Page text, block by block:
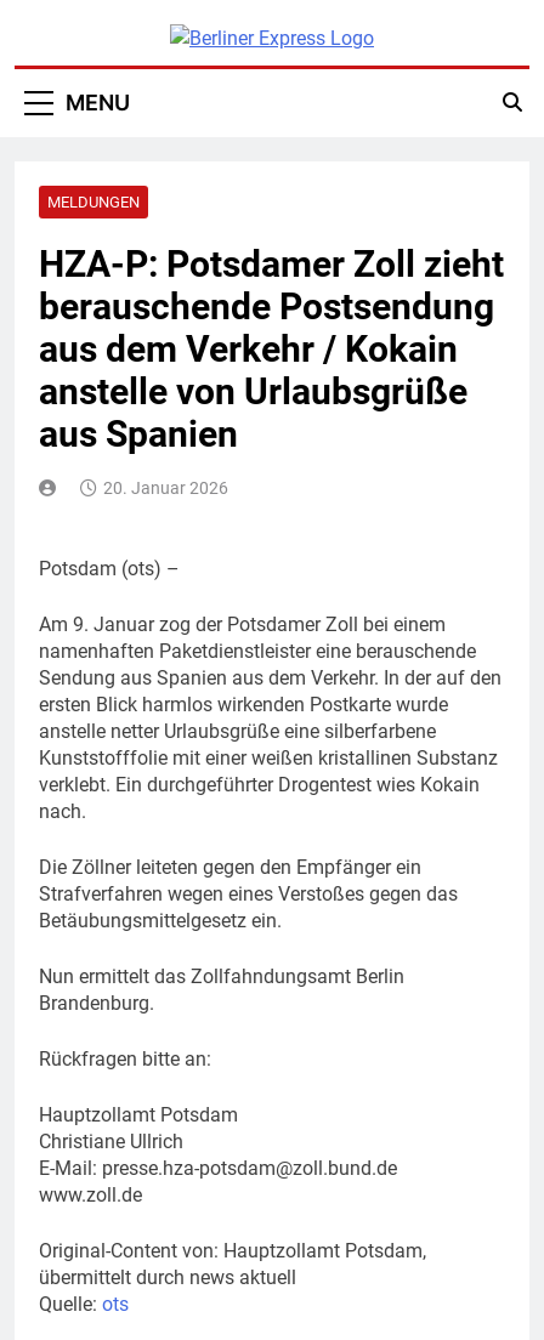
Berliner
MENU
MELDUNGEN
HZA-P: Potsdamer Zoll zieht
berauschende Postsendung
aus dem Verkehr / Kokain
anstelle von Urlaubsgrüße
aus Spanien
20. Januar 2026
Potsdam (ots) –
Am 9. Januar zog der Potsdamer Zoll bei einem
namenhaften Paketdienstleister eine berauschende
Sendung aus Spanien aus dem Verkehr. In der auf den
ersten Blick harmlos wirkenden Postkarte wurde
anstelle netter Urlaubsgrüße eine silberfarbene
Kunststofffolie mit einer weißen kristallinen Substanz
verklebt. Ein durchgeführter Drogentest wies Kokain
nach.
Die Zöllner leiteten gegen den Empfänger ein
Strafverfahren wegen eines Verstoßes gegen das
Betäubungsmittelgesetz ein.
Nun ermittelt das Zollfahndungsamt Berlin
Brandenburg.
Rückfragen bitte an:
Hauptzollamt Potsdam
Christiane Ullrich
E-Mail: presse.hza-potsdam@zoll.bund.de
www.zoll.de
Original-Content von: Hauptzollamt Potsdam,
übermittelt durch news aktuell
Quelle: ots